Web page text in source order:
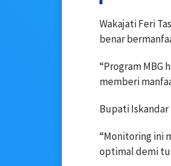
Wakajati Feri
benar
“Program MBG
memberi
Bupati
“Monitoring ini
optimal demi